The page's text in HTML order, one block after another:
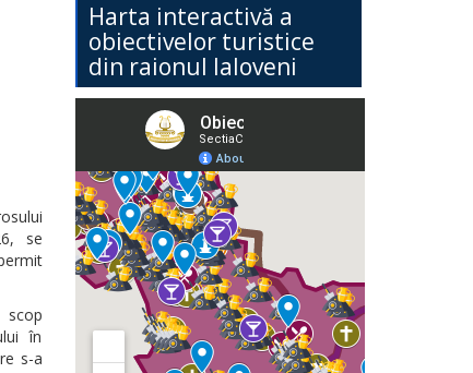
se
scop
în
s-a
Harta interactivă a
obiectivelor turistice
din raionul Ialoveni